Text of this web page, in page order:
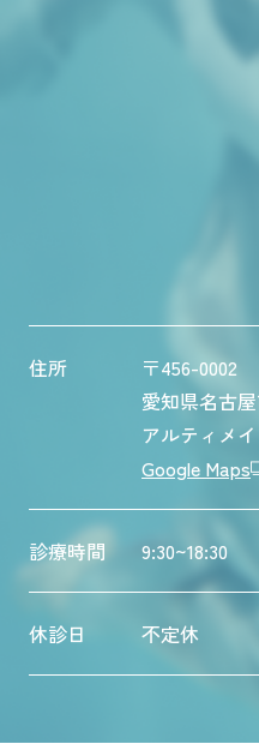
住所
〒456-0002
愛知県名古
アルティメ
Google Maps
診療時間 9:30~18:30
休診日 不定休